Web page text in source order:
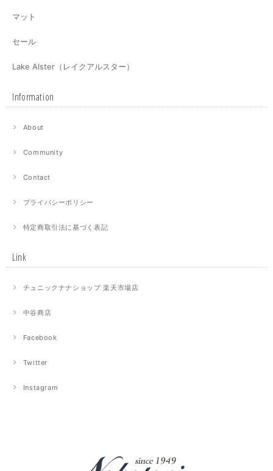
マット
セール
Lake Alster（レイクアルスター）
Information
About
Community
Contact
プライバシーポリシー
特定商取引法に基づく表記
Link
チュニックナナショップ 楽天市場店
中谷商店
Facebook
Twitter
Instagram